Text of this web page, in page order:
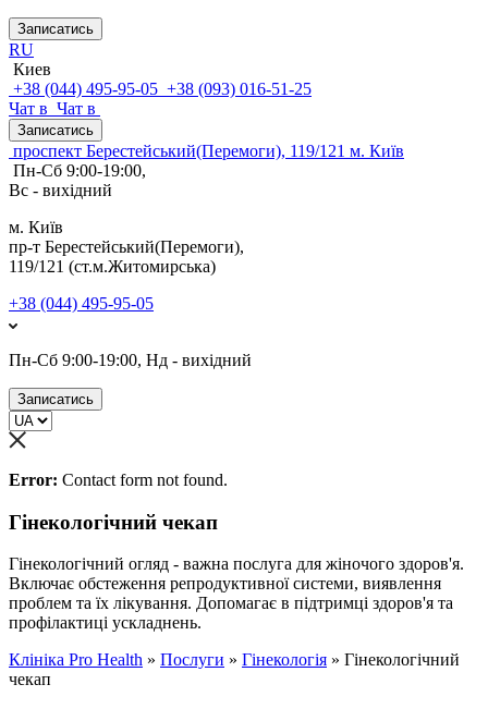
Записатись
RU
Киев
+38 (044) 495-95-05 +38 (093) 016-51-25
Чат в Чат в
Записатись
проспект Берестейський(Перемоги), 119/121 м. Київ
Пн-Сб 9:00-19:00,
Вс - вихідний
м. Київ
пр-т Берестейський(Перемоги),
119/121 (ст.м.Житомирська)
+38 (044) 495-95-05
Пн-Сб 9:00-19:00, Нд - вихідний
Записатись
Error: Contact form not found.
Гінекологічний чекап
Гінекологічний огляд - важна послуга для жіночого здоров'я.
Включає обстеження репродуктивної системи, виявлення
проблем та їх лікування. Допомагає в підтримці здоров'я та
профілактиці ускладнень.
Клініка Pro Health » Послуги » Гінекологія » Гінекологічний
чекап